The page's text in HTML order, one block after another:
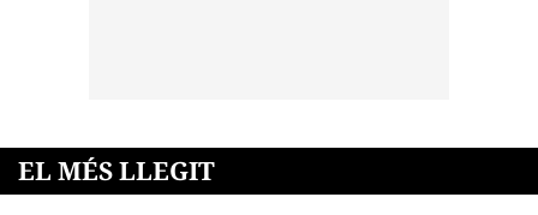
EL MÉS LLEGIT